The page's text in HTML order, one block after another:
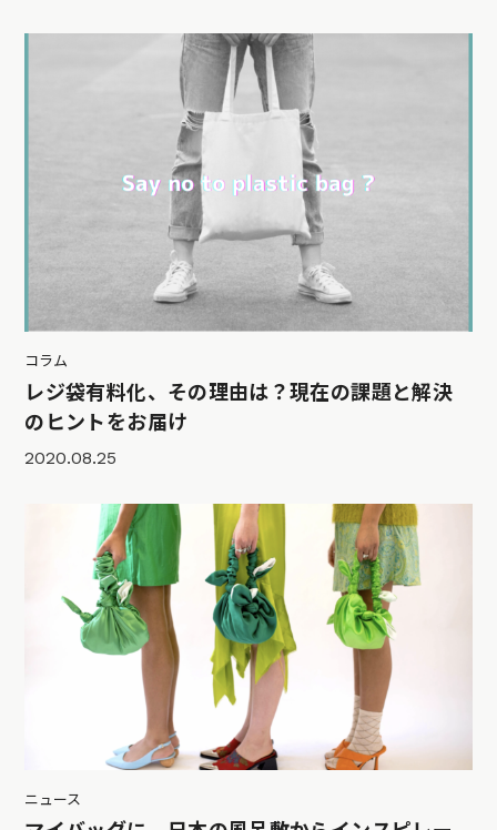
コラム
レジ袋有料化、その理由は？現在の課題と解決
のヒントをお届け
2020.08.25
ニュース